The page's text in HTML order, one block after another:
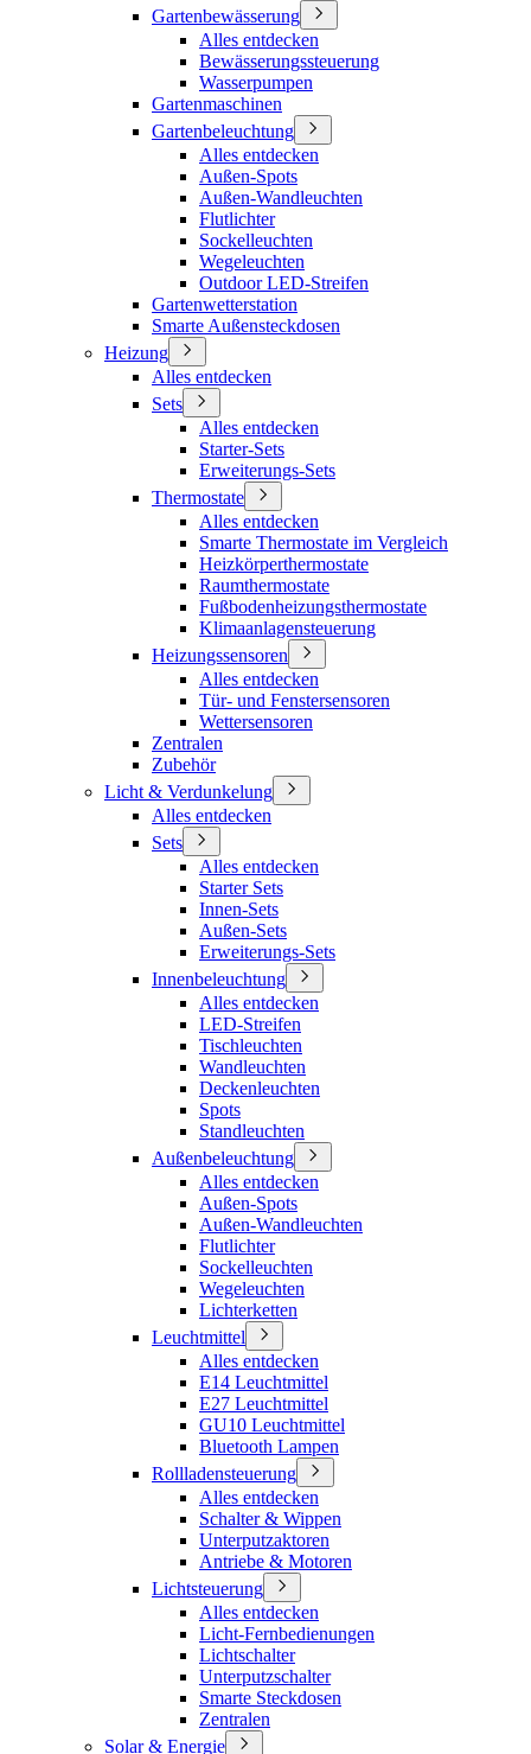
Gartenbewässerung
Alles entdecken
Bewässerungssteuerung
Wasserpumpen
Gartenmaschinen
Gartenbeleuchtung
Alles entdecken
Außen-Spots
Außen-Wandleuchten
Flutlichter
Sockelleuchten
Wegeleuchten
Outdoor LED-Streifen
Gartenwetterstation
Smarte Außensteckdosen
Heizung
Alles entdecken
Sets
Alles entdecken
Starter-Sets
Erweiterungs-Sets
Thermostate
Alles entdecken
Smarte Thermostate im Vergleich
Heizkörperthermostate
Raumthermostate
Fußbodenheizungsthermostate
Klimaanlagensteuerung
Heizungssensoren
Alles entdecken
Tür- und Fenstersensoren
Wettersensoren
Zentralen
Zubehör
Licht & Verdunkelung
Alles entdecken
Sets
Alles entdecken
Starter Sets
Innen-Sets
Außen-Sets
Erweiterungs-Sets
Innenbeleuchtung
Alles entdecken
LED-Streifen
Tischleuchten
Wandleuchten
Deckenleuchten
Spots
Standleuchten
Außenbeleuchtung
Alles entdecken
Außen-Spots
Außen-Wandleuchten
Flutlichter
Sockelleuchten
Wegeleuchten
Lichterketten
Leuchtmittel
Alles entdecken
E14 Leuchtmittel
E27 Leuchtmittel
GU10 Leuchtmittel
Bluetooth Lampen
Rollladensteuerung
Alles entdecken
Schalter & Wippen
Unterputzaktoren
Antriebe & Motoren
Lichtsteuerung
Alles entdecken
Licht-Fernbedienungen
Lichtschalter
Unterputzschalter
Smarte Steckdosen
Zentralen
Solar & Energie